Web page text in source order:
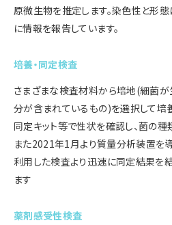
原微生物を推定します。染色性と形態
に情報を報告しています。
培養・同定検査
さまざまな検査材料から培地(細菌
分が含まれているもの)を選択して培
同定キット等で性状を確認し、菌の種
また2021年1月より質量分析装置を
利用した検査より迅速に同定結果を
ます
薬剤感受性検査